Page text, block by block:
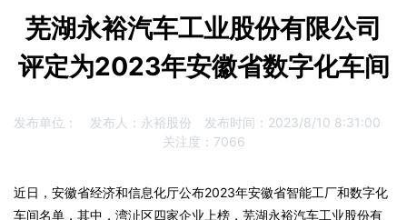
芜湖永裕汽车工业股份有限公司
评定为2023年安徽省数字化车间
发布单位： 发布人： 永裕股份 发布时间： 2023/8/10 8:31:00
关注度： 7066
近日，安徽省经济和信息化厅公布2023年安徽省智能工厂和数字化
车间名单，其中，湾沚区四家企业上榜，芜湖永裕汽车工业股份有